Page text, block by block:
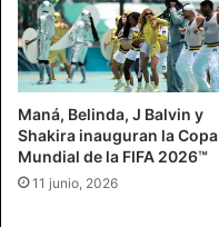
Maná, Belinda, J Balvin y
Shakira inauguran la Copa
Mundial de la FIFA 2026™
11 junio, 2026